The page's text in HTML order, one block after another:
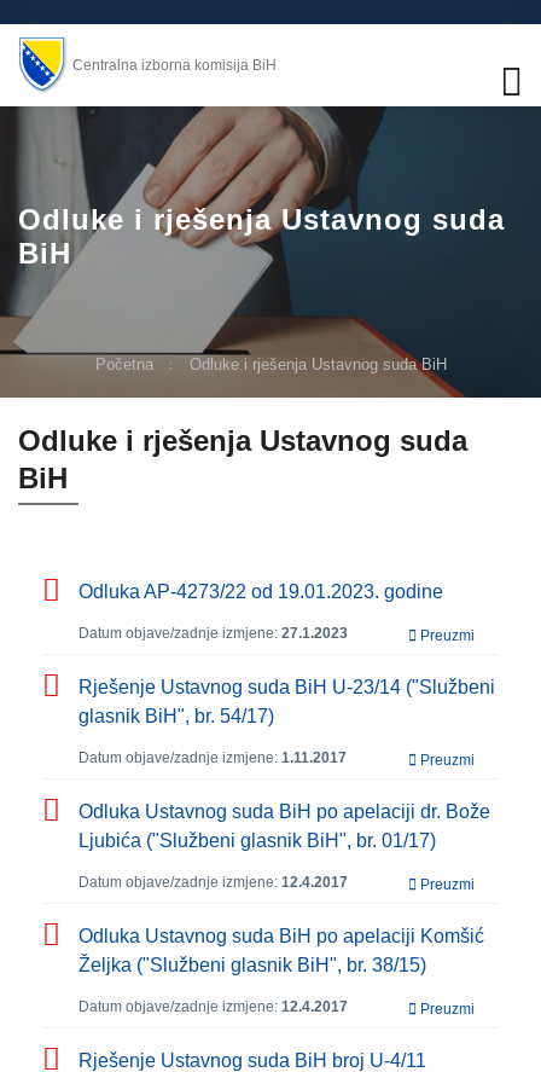
Centralna izborna komisija BiH
Odluke i rješenja Ustavnog suda
BiH
Početna Odluke i rješenja Ustavnog suda BiH
Odluke i rješenja Ustavnog suda
BiH
Odluka AP-4273/22 od 19.01.2023. godine
Datum objave/zadnje izmjene: 27.1.2023 Preuzmi
Rješenje Ustavnog suda BiH U-23/14 ("Službeni
glasnik BiH", br. 54/17)
Datum objave/zadnje izmjene: 1.11.2017 Preuzmi
Odluka Ustavnog suda BiH po apelaciji dr. Bože
Ljubića ("Službeni glasnik BiH", br. 01/17)
Datum objave/zadnje izmjene: 12.4.2017 Preuzmi
Odluka Ustavnog suda BiH po apelaciji Komšić
Željka ("Službeni glasnik BiH", br. 38/15)
Datum objave/zadnje izmjene: 12.4.2017 Preuzmi
Rješenje Ustavnog suda BiH broj U-4/11